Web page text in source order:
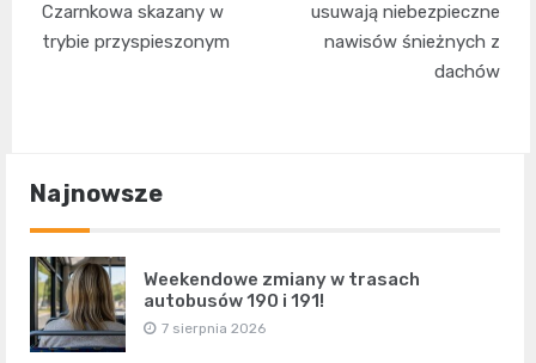
wpisu
Czarnkowa skazany w
trybie przyspieszonym
usuwają niebezpieczne
nawisów śnieżnych z
dachów
Najnowsze
Weekendowe zmiany w trasach
autobusów 190 i 191!
7 sierpnia 2026